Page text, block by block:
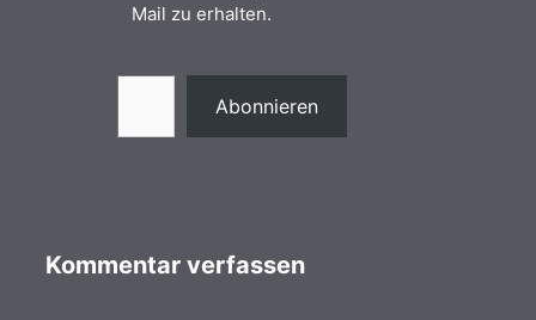
Mail zu erhalten.
Gib deine E-Mail-Adresse ein ...
Abonnieren
Kommentar verfassen